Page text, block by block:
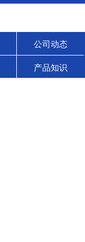
公司动态
产品知识